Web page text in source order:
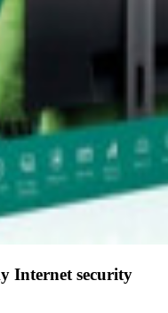
Internet security